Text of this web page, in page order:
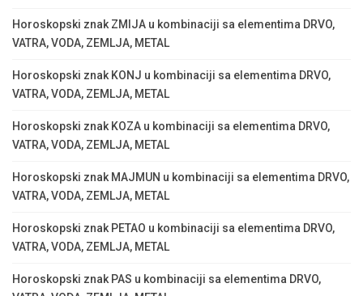
Horoskopski znak ZMIJA u kombinaciji sa elementima DRVO,
VATRA, VODA, ZEMLJA, METAL
Horoskopski znak KONJ u kombinaciji sa elementima DRVO,
VATRA, VODA, ZEMLJA, METAL
Horoskopski znak KOZA u kombinaciji sa elementima DRVO,
VATRA, VODA, ZEMLJA, METAL
Horoskopski znak MAJMUN u kombinaciji sa elementima DRVO,
VATRA, VODA, ZEMLJA, METAL
Horoskopski znak PETAO u kombinaciji sa elementima DRVO,
VATRA, VODA, ZEMLJA, METAL
Horoskopski znak PAS u kombinaciji sa elementima DRVO,